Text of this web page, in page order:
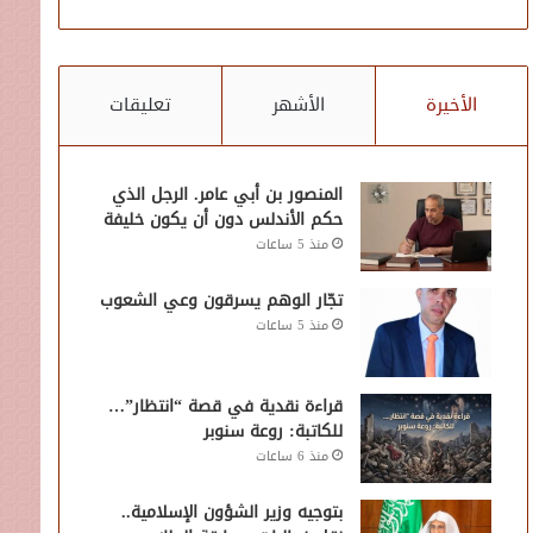
الأخيرة الأشهر تعليقات
المنصور بن أبي عامر. الرجل الذي
حكم الأندلس دون أن يكون خليفة
منذ 5 ساعات
تجّار الوهم يسرقون وعي الشعوب
منذ 5 ساعات
قراءة نقدية في قصة “انتظار”…
للكاتبة: روعة سنوبر
منذ 6 ساعات
بتوجيه وزير الشؤون الإسلامية..